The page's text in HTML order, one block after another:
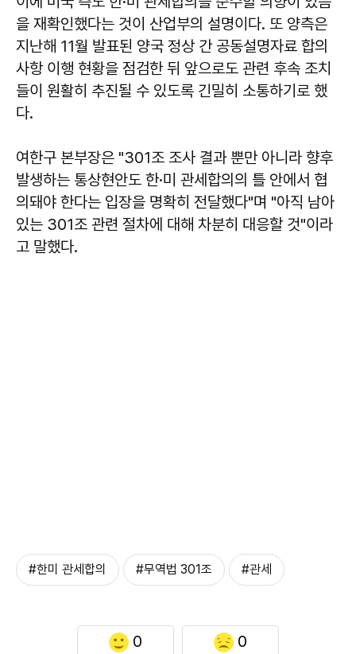
을 재확인했다는 것이 산업부의 설명이다. 또 양측은
지난해 11월 발표된 양국 정상 간 공동설명자료 합의
사항 이행 현황을 점검한 뒤 앞으로도 관련 후속 조치
들이 원활히 추진될 수 있도록 긴밀히 소통하기로 했
다.
여한구 본부장은 "301조 조사 결과 뿐만 아니라 향후
발생하는 통상현안도 한·미 관세합의의 틀 안에서 협
의돼야 한다는 입장을 명확히 전달했다"며 "아직 남아
있는 301조 관련 절차에 대해 차분히 대응할 것"이라
고 말했다.
#한미 관세합의 #무역법 301조 #관세
0 0